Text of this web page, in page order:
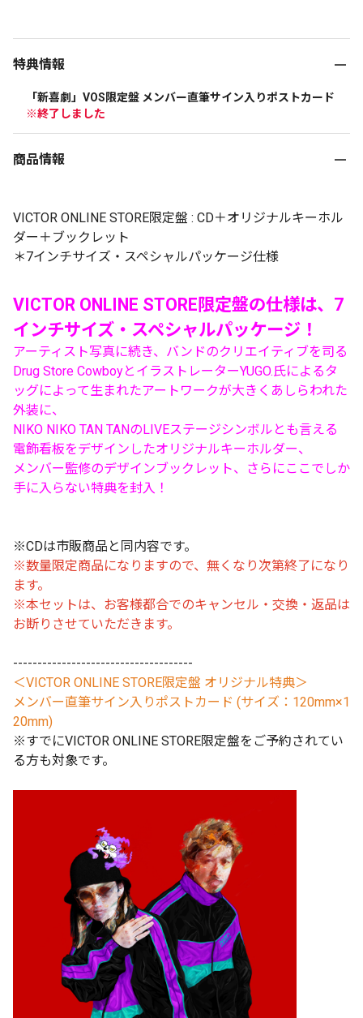
特典情報
「新喜劇」VOS限定盤 メンバー直筆サイン入りポストカード
※終了しました
商品情報
VICTOR ONLINE STORE限定盤 : CD＋オリジナルキーホル
ダー＋ブックレット
＊7インチサイズ・スペシャルパッケージ仕様
VICTOR ONLINE STORE限定盤の仕様は、7
インチサイズ・スペシャルパッケージ！
アーティスト写真に続き、バンドのクリエイティブを司る
Drug Store CowboyとイラストレーターYUGO.氏によるタ
ッグによって生まれたアートワークが大きくあしらわれた
外装に、
NIKO NIKO TAN TANのLIVEステージシンボルとも言える
電飾看板をデザインしたオリジナルキーホルダー、
メンバー監修のデザインブックレット、さらにここでしか
手に入らない特典を封入！
※CDは市販商品と同内容です。
※数量限定商品になりますので、無くなり次第終了になり
ます。
※本セットは、お客様都合でのキャンセル・交換・返品は
お断りさせていただきます。
-------------------------------------
＜VICTOR ONLINE STORE限定盤 オリジナル特典＞
メンバー直筆サイン入りポストカード (サイズ：120mm×1
20mm)
※すでにVICTOR ONLINE STORE限定盤をご予約されてい
る方も対象です。